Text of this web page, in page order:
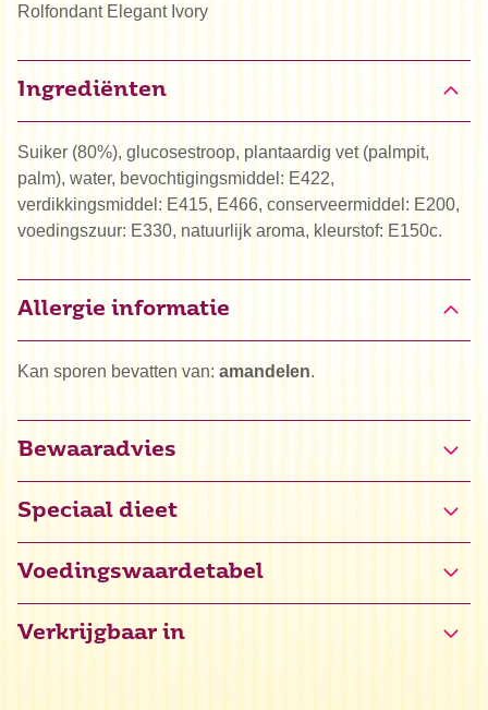
Rolfondant Elegant Ivory
Ingrediënten
Suiker (80%), glucosestroop, plantaardig vet (palmpit,
palm), water, bevochtigingsmiddel: E422,
verdikkingsmiddel: E415, E466, conserveermiddel: E200,
voedingszuur: E330, natuurlijk aroma, kleurstof: E150c.
Allergie informatie
Kan sporen bevatten van: amandelen.
Bewaaradvies
Speciaal dieet
Glutenvrij gecertificeerd (NL-090-042, NL-090-043)
Halal
Voedingswaardetabel
Verkrijgbaar in